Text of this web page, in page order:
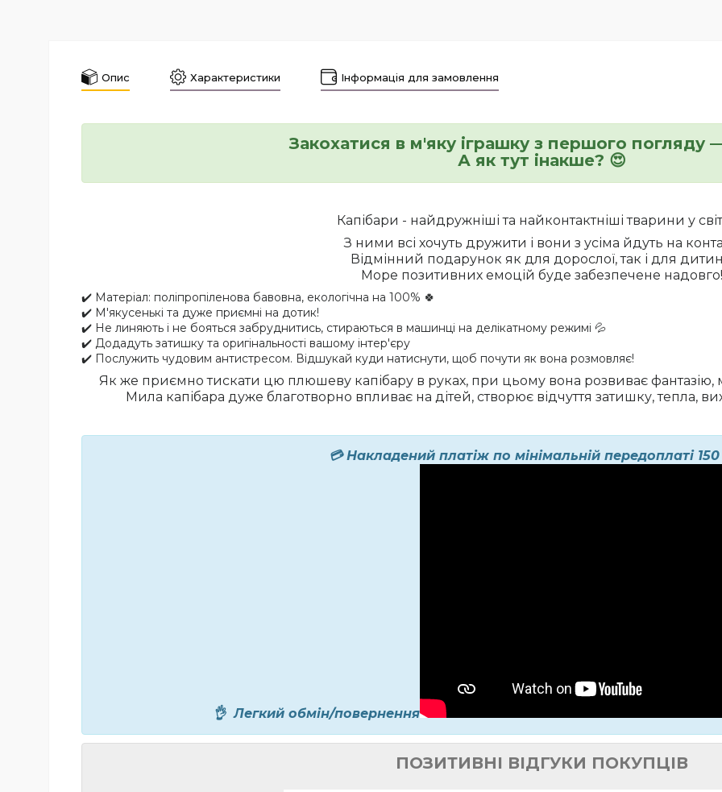
Опис Характеристики Інформація для замовлення
Закохатися в м'яку іграшку з першого погляду
А як тут інакше? 😍
Капібари - найдружніші та найконтактніші тварини у
З ними всі хочуть дружити і вони з усіма йдуть на
Відмінний подарунок як для дорослої, так і для
Море позитивних емоцій буде забезпечене надовго!
✔️ Матеріал: поліпропіленова бавовна, екологічна на 100% 🍀
✔️ М'якусенькі та дуже приємні на дотик!
✔️ Не линяють і не бояться забруднитись, стираються в машинці на делікатному режимі 💦
✔️ Додадуть затишку та оригінальності вашому інтер'єру
✔️ Послужить чудовим антистресом. Відшукай куди натиснути, щоб почути як вона розмовляє!
Як же приємно тискати цю плюшеву капібару в руках, при цьому вона розвиває фантазію,
Мила капібара дуже благотворно впливає на дітей, створює відчуття затишку, тепла,
💳 Накладений платіж по мінімальній передоплаті 150
👌 Легкий обмін/повернення
ПОЗИТИВНІ ВІДГУКИ ПОКУПЦІВ